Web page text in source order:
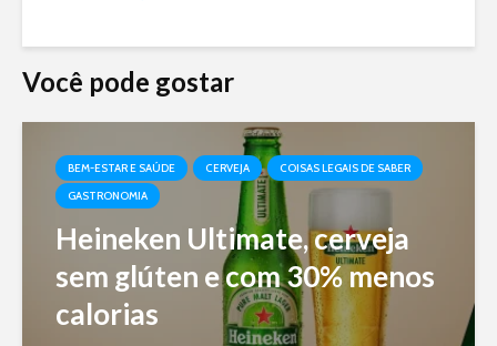
Você pode gostar
BEM-ESTAR E SAÚDE CERVEJA
COISAS LEGAIS DE SABER
GASTRONOMIA
Heineken Ultimate, cerveja
sem glúten e com 30% menos
calorias